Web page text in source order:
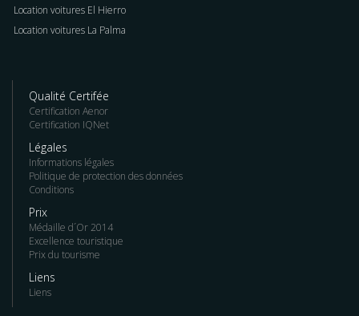
Location voitures El Hierro
Location voitures La Palma
Qualité Certifée
Certification Aenor
Certification IQNet
Légales
Informations légales
Politique de protection des données
Conditions
Prix
Médaille d´Or 2014
Excellence touristique
Prix du tourisme
Liens
Liens